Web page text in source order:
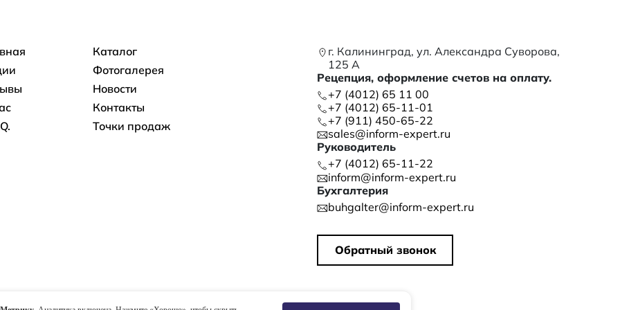
навигацияКаталог
Фотогалерея
Новости
Контакты
Точки продаж
г. Калининград, ул. Александра Суворова,
125 А
Рецепция, оформление счетов на оплату.
+7 (4012) 65 11 00
+7 (4012) 65-11-01
+7 (911) 450-65-22
sales@inform-expert.ru
Руководитель
+7 (4012) 65-11-22
inform@inform-expert.ru
Бухгалтерия
buhgalter@inform-expert.ru
Обратный звонок